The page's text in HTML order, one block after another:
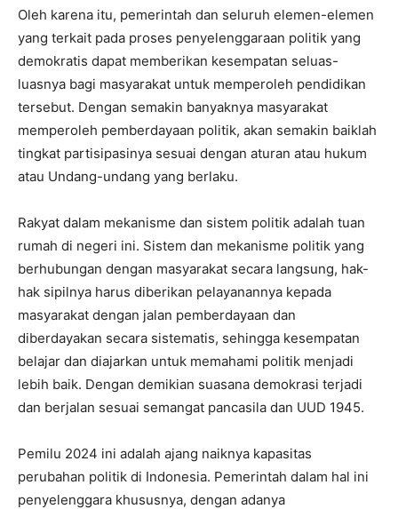
Oleh karena itu, pemerintah dan seluruh elemen-elemen
yang terkait pada proses penyelenggaraan politik yang
demokratis dapat memberikan kesempatan seluas-
luasnya bagi masyarakat untuk memperoleh pendidikan
tersebut. Dengan semakin banyaknya masyarakat
memperoleh pemberdayaan politik, akan semakin baiklah
tingkat partisipasinya sesuai dengan aturan atau hukum
atau Undang-undang yang berlaku.
Rakyat dalam mekanisme dan sistem politik adalah tuan
rumah di negeri ini. Sistem dan mekanisme politik yang
berhubungan dengan masyarakat secara langsung, hak-
hak sipilnya harus diberikan pelayanannya kepada
masyarakat dengan jalan pemberdayaan dan
diberdayakan secara sistematis, sehingga kesempatan
belajar dan diajarkan untuk memahami politik menjadi
lebih baik. Dengan demikian suasana demokrasi terjadi
dan berjalan sesuai semangat pancasila dan UUD 1945.
Pemilu 2024 ini adalah ajang naiknya kapasitas
perubahan politik di Indonesia. Pemerintah dalam hal ini
penyelenggara khususnya, dengan adanya